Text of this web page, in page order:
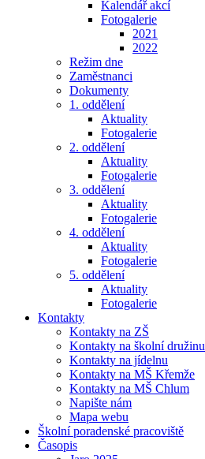
Kalendář akcí
Fotogalerie
2021
2022
Režim dne
Zaměstnanci
Dokumenty
1. oddělení
Aktuality
Fotogalerie
2. oddělení
Aktuality
Fotogalerie
3. oddělení
Aktuality
Fotogalerie
4. oddělení
Aktuality
Fotogalerie
5. oddělení
Aktuality
Fotogalerie
Kontakty
Kontakty na ZŠ
Kontakty na školní družinu
Kontakty na jídelnu
Kontakty na MŠ Křemže
Kontakty na MŠ Chlum
Napište nám
Mapa webu
Školní poradenské pracoviště
Časopis